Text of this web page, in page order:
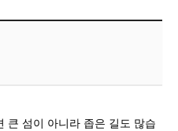
큰 섬이 아니라 좁은 길도 많습